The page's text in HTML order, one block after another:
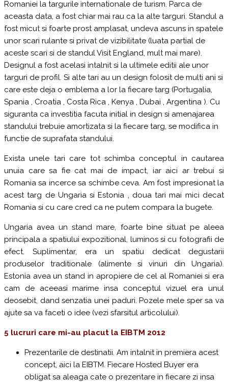
Romaniei la targurile internationale de turism. Parca de
aceasta data, a fost chiar mai rau ca la alte targuri. Standul a
fost micut si foarte prost amplasat, undeva ascuns in spatele
unor scari rulante si privat de vizibilitate (luata partial de
aceste scari si de standul Visit England, mult mai mare).
Designul a fost acelasi intalnit si la ultimele editii ale unor
targuri de profil. Si alte tari au un design folosit de multi ani si
care este deja o emblema a lor la fiecare targ (Portugalia,
Spania , Croatia , Costa Rica , Kenya , Dubai , Argentina ). Cu
siguranta ca investitia facuta initial in design si amenajarea
standului trebuie amortizata si la fiecare targ, se modifica in
functie de suprafata standului.
Exista unele tari care tot schimba conceptul in cautarea
unuia care sa fie cat mai de impact, iar aici ar trebui si
Romania sa incerce sa schimbe ceva. Am fost impresionat la
acest targ de Ungaria si Estonia , doua tari mai mici decat
Romania si cu care cred ca ne putem compara la bugete.
Ungaria avea un stand mare, foarte bine situat pe aleea
principala a spatiului expozitional, luminos si cu fotografii de
efect. Suplimentar, era un spatiu dedicat degustarii
produselor traditionale (alimente si vinuri din Ungaria).
Estonia avea un stand in apropiere de cel al Romaniei si era
cam de aceeasi marime insa conceptul vizuel era unul
deosebit, dand senzatia unei paduri. Pozele mele sper sa va
ajute sa va faceti o idee (vezi sfarsitul articolului).
5 lucruri care mi-au placut la EIBTM 2012
Prezentarile de destinatii. Am intalnit in premiera acest
concept, aici la EIBTM. Fiecare Hosted Buyer era
obligat sa aleaga cate o prezentare in fiecare zi insa